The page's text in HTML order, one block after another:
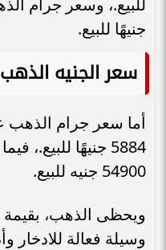
جنيهًا للبيع.
سعر الجنيه الذهب
5884 جنيهًا
54900 جنيه للبيع.
ويحظى الذهب، بقيمة
وسيلة فعالة للادخار